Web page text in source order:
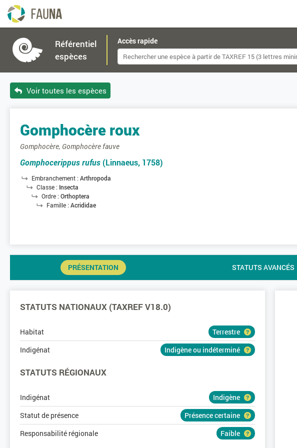
Référentiel
espèces
Accès rapide
Voir toutes les espèces
Gomphocère roux
Gomphocère, Gomphocère fauve
Gomphocerippus rufus (Linnaeus, 1758)
Embranchement : Arthropoda
Classe : Insecta
Ordre : Orthoptera
Famille : Acrididae
PRÉSENTATION STATUTS AVANCÉS
STATUTS NATIONAUX (TAXREF V18.0)
Habitat
Terrestre
Indigénat
Indigène ou indéterminé
STATUTS RÉGIONAUX
Indigénat
Indigène
Statut de présence
Présence certaine
Responsabilité régionale
Faible